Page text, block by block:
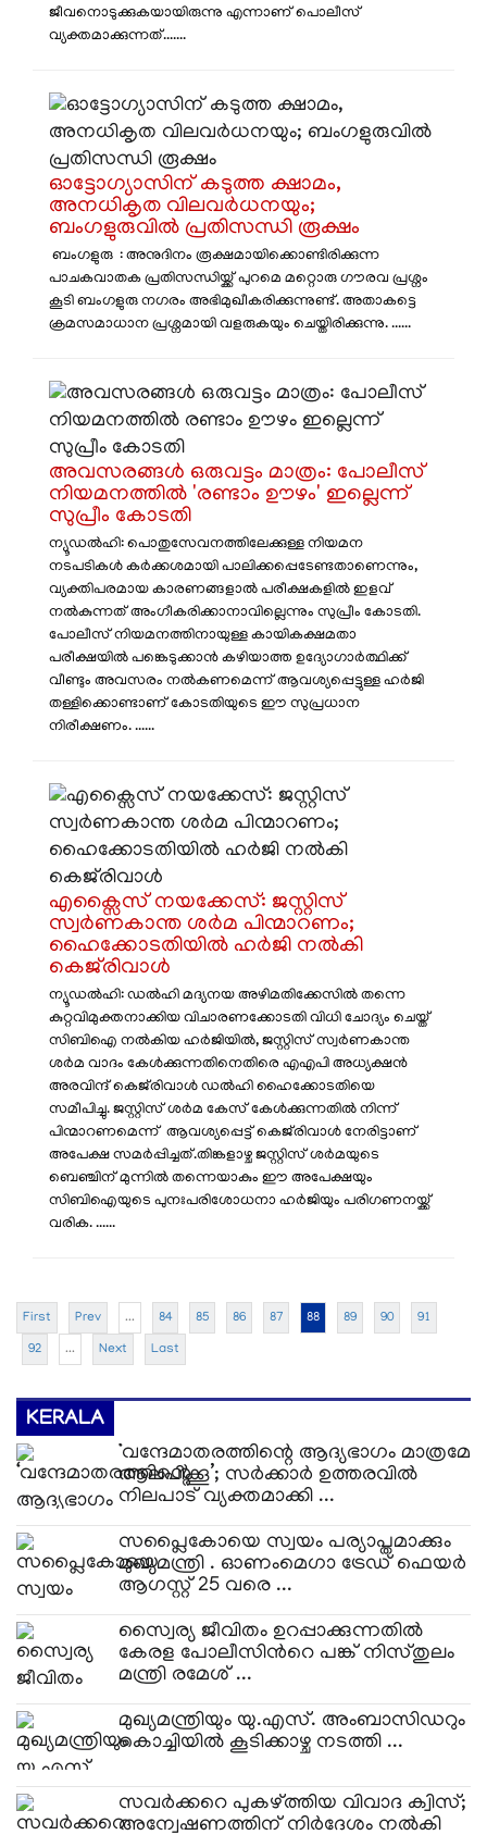
ജീവനൊടുക്കുകയായിരുന്നു എന്നാണ് പൊലീസ്
വ്യക്തമാക്കുന്നത്.......
ഓട്ടോഗ്യാസിന് കടുത്ത ക്ഷാമം,
അനധികൃത വിലവർധനയും;
ബംഗളുരുവിൽ പ്രതിസന്ധി രൂക്ഷം
ബംഗളുരു : അനുദിനം രൂക്ഷമായിക്കൊണ്ടിരിക്കുന്ന
പാചകവാതക പ്രതിസന്ധിയ്ക്ക് പുറമെ മറ്റൊരു ഗൗരവ പ്രശ്നം
കൂടി ബംഗളുരു നഗരം അഭിമുഖീകരിക്കുന്നുണ്ട്. അതാകട്ടെ
ക്രമസമാധാന പ്രശ്നമായി വളരുകയും ചെയ്തിരിക്കുന്നു. ......
അവസരങ്ങൾ ഒരുവട്ടം മാത്രം: പോലീസ്
നിയമനത്തിൽ 'രണ്ടാം ഊഴം' ഇല്ലെന്ന്
സുപ്രീം കോടതി
​ന്യൂഡൽഹി: പൊതുസേവനത്തിലേക്കുള്ള നിയമന
നടപടികൾ കർക്കശമായി പാലിക്കപ്പെടേണ്ടതാണെന്നും,
വ്യക്തിപരമായ കാരണങ്ങളാൽ പരീക്ഷകളിൽ ഇളവ്
നൽകുന്നത് അംഗീകരിക്കാനാവില്ലെന്നും സുപ്രീം കോടതി.
പോലീസ് നിയമനത്തിനായുള്ള കായികക്ഷമതാ
പരീക്ഷയിൽ പങ്കെടുക്കാൻ കഴിയാത്ത ഉദ്യോഗാർത്ഥിക്ക്
വീണ്ടും അവസരം നൽകണമെന്ന് ആവശ്യപ്പെട്ടുള്ള ഹർജി
തള്ളിക്കൊണ്ടാണ് കോടതിയുടെ ഈ സുപ്രധാന
നിരീക്ഷണം. ......
​എക്സൈസ് നയക്കേസ്: ജസ്റ്റിസ്
സ്വർണകാന്ത ശർമ പിന്മാറണം;
ഹൈക്കോടതിയിൽ ഹർജി നൽകി
കെജ്‌രിവാൾ
ന്യൂഡൽഹി: ഡൽഹി മദ്യനയ അഴിമതിക്കേസിൽ തന്നെ
കുറ്റവിമുക്തനാക്കിയ വിചാരണക്കോടതി വിധി ചോദ്യം ചെയ്ത്
സിബിഐ നൽകിയ ഹർജിയിൽ, ജസ്റ്റിസ് സ്വർണകാന്ത
ശർമ വാദം കേൾക്കുന്നതിനെതിരെ എഎപി അധ്യക്ഷൻ
അരവിന്ദ് കെജ്‌രിവാൾ ഡൽഹി ഹൈക്കോടതിയെ
സമീപിച്ചു. ജസ്റ്റിസ് ശർമ കേസ് കേൾക്കുന്നതിൽ നിന്ന്
പിന്മാറണമെന്ന് ആവശ്യപ്പെട്ട് കെജ്‌രിവാൾ നേരിട്ടാണ്
അപേക്ഷ സമർപ്പിച്ചത്. ​തിങ്കളാഴ്ച ജസ്റ്റിസ് ശർമയുടെ
ബെഞ്ചിന് മുന്നിൽ തന്നെയാകും ഈ അപേക്ഷയും
സിബിഐയുടെ പുനഃപരിശോധനാ ഹർജിയും പരിഗണനയ്ക്ക്
വരിക. ......
First Prev ... 84 85 86 87 88 89 90 91
92 ... Next Last
KERALA
‘വന്ദേമാതരത്തിന്റെ ആദ്യഭാഗം മാത്രമേ
ആലപിക്കൂ’; സർക്കാർ ഉത്തരവിൽ
നിലപാട് വ്യക്തമാക്കി ...
സപ്ലൈകോയെ സ്വയം പര്യാപ്തമാക്കും
മുഖ്യമന്ത്രി . ഓണംമെഗാ ട്രേഡ് ഫെയർ
ആഗസ്റ്റ് 25 വരെ ...
സ്വൈര്യ ജീവിതം ഉറപ്പാക്കുന്നതില്‍
കേരള പോലീസിന്‍റെ പങ്ക് നിസ്തുലം
മന്ത്രി രമേശ് ...
മുഖ്യമന്ത്രിയും യു.എസ്. അംബാസിഡറും
കൊച്ചിയിൽ കൂടിക്കാഴ്ച നടത്തി ...
സവർക്കറെ പുകഴ്ത്തിയ വിവാദ ക്വിസ്;
അന്വേഷണത്തിന് നിർദേശം നൽകി